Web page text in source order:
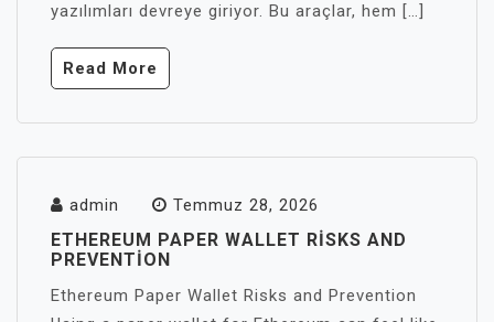
yazılımları devreye giriyor. Bu araçlar, hem […]
Read More
admin Temmuz 28, 2026
ETHEREUM PAPER WALLET RISKS AND
PREVENTION
Ethereum Paper Wallet Risks and Prevention